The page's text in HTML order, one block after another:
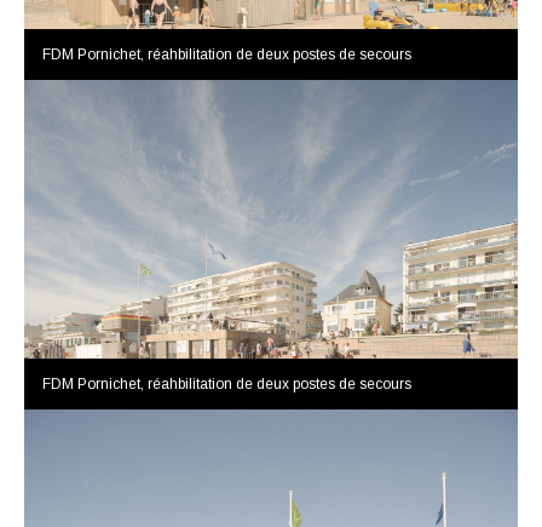
FDM Pornichet, réahbilitation de deux postes de secours
FDM Pornichet, réahbilitation de deux postes de secours